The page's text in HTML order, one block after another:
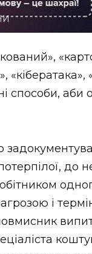
способи,
до
і